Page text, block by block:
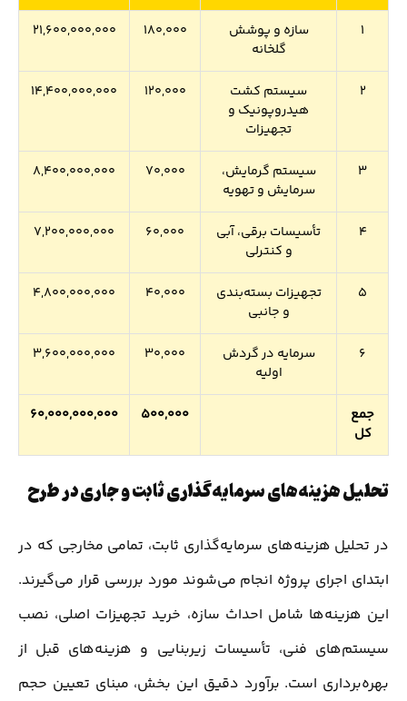
1
سازه و پوشش
گلخانه
180,000
21,600,000,000
2
سیستم کشت
هیدروپونیک و
تجهیزات
120,000
14,400,000,000
3
سیستم گرمایش،
سرمایش و تهویه
70,000
8,400,000,000
4
تأسیسات برقی، آبی
و کنترلی
60,000
7,200,000,000
5
تجهیزات بسته‌بندی
و جانبی
40,000
4,800,000,000
6
سرمایه در گردش
اولیه
30,000
3,600,000,000
جمع
کل
500,000
60,000,000,000
تحلیل هزینه‌های سرمایه‌گذاری ثابت و جاری در طرح
در تحلیل هزینه‌های سرمایه‌گذاری ثابت، تمامی مخارجی که در
ابتدای اجرای پروژه انجام می‌شوند مورد بررسی قرار می‌گیرند.
این هزینه‌ها شامل احداث سازه، خرید تجهیزات اصلی، نصب
سیستم‌های فنی، تأسیسات زیربنایی و هزینه‌های قبل از
بهره‌برداری است. برآورد دقیق این بخش، مبنای تعیین حجم